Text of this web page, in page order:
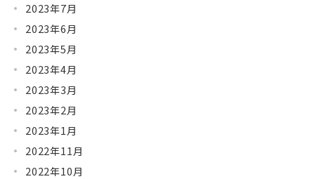
2023年7月
2023年6月
2023年5月
2023年4月
2023年3月
2023年2月
2023年1月
2022年11月
2022年10月